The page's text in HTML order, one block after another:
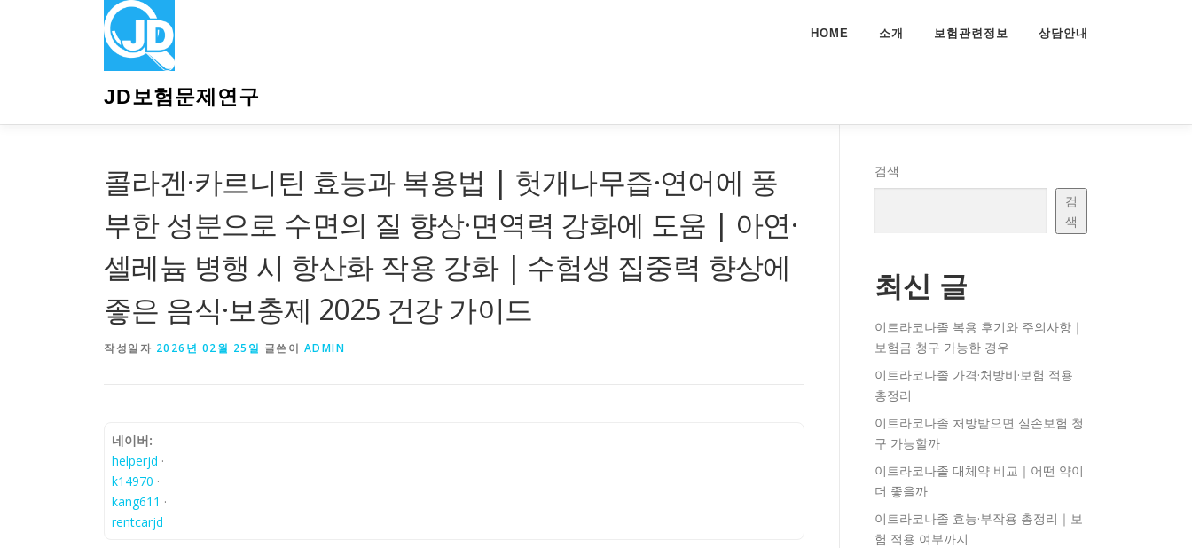
JD보험문제연구
HOME 소개 보험관련정보 상담안내
콜라겐·카르니틴 효능과 복용법 | 헛개나무즙·연어에 풍
부한 성분으로 수면의 질 향상·면역력 강화에 도움 | 아연·
셀레늄 병행 시 항산화 작용 강화 | 수험생 집중력 향상에
좋은 음식·보충제 2025 건강 가이드
작성일자 2026년 02월 25일 글쓴이 ADMIN
네이버:
helperjd ·
k14970 ·
kang611 ·
rentcarjd
검색
검
색
최신 글
이트라코나졸 복용 후기와 주의사항｜
보험금 청구 가능한 경우
이트라코나졸 가격·처방비·보험 적용
총정리
이트라코나졸 처방받으면 실손보험 청
구 가능할까
이트라코나졸 대체약 비교｜어떤 약이
더 좋을까
이트라코나졸 효능·부작용 총정리｜보
험 적용 여부까지